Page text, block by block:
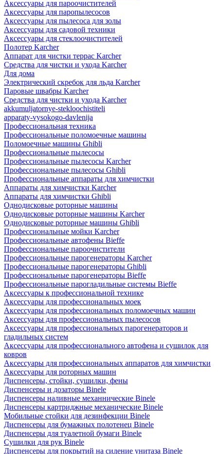
Аксессуары для пароочистителей
Аксессуары для паропылесосов
Аксессуары для пылесоса для золы
Аксессуары для садовой техники
Аксессуары для стеклоочистителей
Полотер Karcher
Аппарат для чистки террас Karcher
Средства для чистки и ухода Karcher
Для дома
Электрический скребок для льда Karcher
Паровые швабры Karcher
Средства для чистки и ухода Karcher
akkumuljatornye-stekloochistiteli
apparaty-vysokogo-davlenija
Профессиональная техника
Профессиональные поломоечные машины
Поломоечные машины Ghibli
Профессиональные пылесосы
Профессиональные пылесосы Karcher
Профессиональные пылесосы Ghibli
Профессиональные аппараты для химчистки
Аппараты для химчистки Karcher
Аппараты для химчистки Ghibli
Однодисковые роторные машины
Однодисковые роторные машины Karcher
Однодисковые роторные машины Ghibli
Профессиональные мойки Karcher
Профессиональные автофены Bieffe
Профессиональные пароочистители
Профессиональные парогенераторы Karcher
Профессиональные парогенераторы Ghibli
Профессиональные парогенераторы Bieffe
Профессиональные парогладильные системы Bieffe
Аксессуары к профессиональной технике
Аксессуары для профессиональных моек
Аксессуары для профессиональных поломоечных машин
Аксессуары для профессиональных пылесосов
Аксессуары для профессиональных парогенераторов и
гладильных систем
Аксессуары для профессионального автофена и сушилок для
ковров
Аксессуары для профессиональных аппаратов для химчистки
Аксессуары для роторных машин
Диспенсеры, стойки, сушилки, фены
Диспенсеры и дозаторы Binele
Диспенсеры наливные механнические Binele
Диспенсеры картриджные механические Binele
Мобильные стойки для дезинфекции Binele
Диспенсеры для бумажных полотенец Binele
Диспенсеры для туалетной бумаги Binele
Сушилки для рук Binele
Диспенсеры для покрытий на сидение унитаза Binele